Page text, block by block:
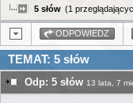
5 słów (1
ODPOWIEDZ
TEMAT: 5 słów
Odp: 5 słów 13 lata, 7